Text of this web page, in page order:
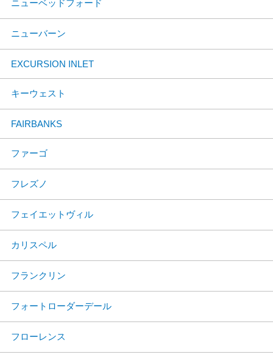
ニューベッドフォード
ニューバーン
EXCURSION INLET
キーウェスト
FAIRBANKS
ファーゴ
フレズノ
フェイエットヴィル
カリスペル
フランクリン
フォートローダーデール
フローレンス